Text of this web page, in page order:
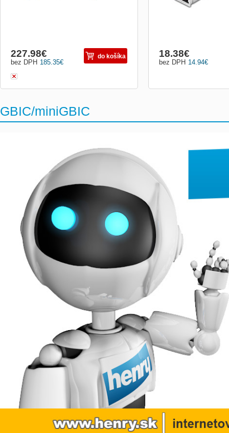
185.35€
bez DPH
227.98€ do košíka
14.94€
bez DPH
18.38€
GBIC/miniGBIC